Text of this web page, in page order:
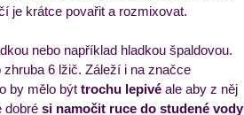
je krátce povařit a rozmixovat.
nebo například hladkou špaldovou.
6 lžič. Záleží i na značce
by mělo být trochu lepivé ale aby z něj
dobré si namočit ruce do studené vody